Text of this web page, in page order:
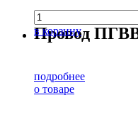
в корзину
Провод
подробнее
о товаре